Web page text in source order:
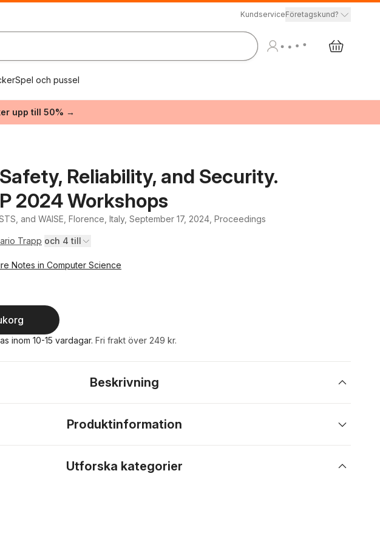
KundserviceFöretagskund?
Spel och pussel
upp till 50% →
Reliability, and Security.
2024 Workshops
and WAISE, Florence, Italy, September 17, 2024, Proceedings
Trapp och 4 till
Notes in Computer Science
inom 10-15 vardagar. Fri frakt över 249 kr.
Beskrivning
Produktinformation
Utforska kategorier